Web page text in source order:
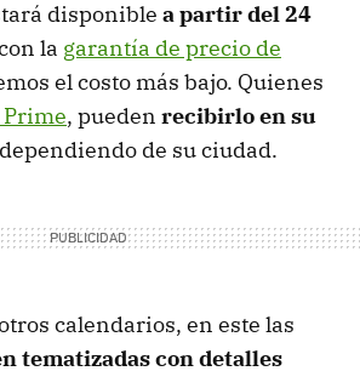
disponible a partir del 24
la garantía de precio de
el costo más bajo. Quienes
, pueden recibirlo en su
dependiendo de su ciudad.
calendarios, en este las
tematizadas con detalles